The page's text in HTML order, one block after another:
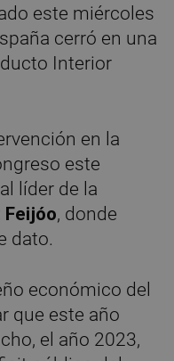
este miércoles
cerró en una
Interior
en la
este
líder de la
, donde
dato.
económico del
que este año
el año 2023,